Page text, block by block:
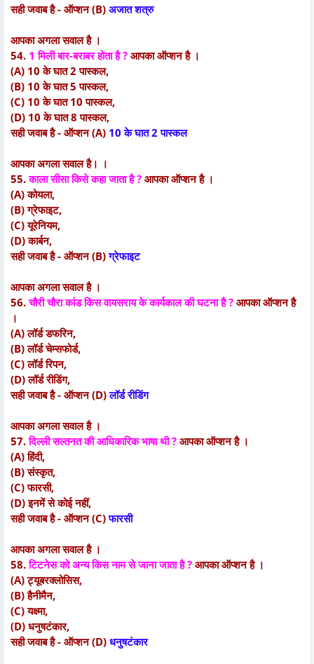
सही जवाब है - ऑप्शन (B) अजात शत्रु
आपका अगला सवाल है ।
54. 1 मिली बार-बराबर होता है ? आपका ऑप्शन है ।
(A) 10 के घात 2 पास्कल,
(B) 10 के घात 5 पास्कल,
(C) 10 के घात 10 पास्कल,
(D) 10 के घात 8 पास्कल,
सही जवाब है - ऑप्शन (A) 10 के घात 2 पास्कल
आपका अगला सवाल है। ।
55.काला सीसा किसे कहा जाता है ? आपका ऑप्शन है ।
(A) कोयला,
(B) ग्रेफाइट,
(C) यूरेनियम,
(D) कार्बन,
सही जवाब है - ऑप्शन (B)ग्रेफाइट
आपका अगला सवाल है ।
56.चौरी चौरा कांड किस वायसराय के कार्यकाल की घटना है ? आपका ऑप्शन है
।
(A) लॉर्ड डफरिन,
(B) लॉर्ड चेम्सफोर्ड,
(C) लॉर्ड रिपन,
(D) लॉर्ड रीडिंग,
सही जवाब है - ऑप्शन (D)लॉर्ड रीडिंग
आपका अगला सवाल है ।
57.दिल्ली सल्तनत की आधिकारिक भाषा थी ? आपका ऑप्शन है ।
(A) हिंदी,
(B) संस्कृत,
(C) फारसी,
(D) इनमें से कोई नहीं,
सही जवाब है - ऑप्शन (C)फारसी
आपका अगला सवाल है ।
58.टिटनेस को अन्य किस नाम से जाना जाता है ? आपका ऑप्शन है ।
(A) ट्यूबरक्लोसिस,
(B) हैनीमैन,
(C) यक्ष्मा,
(D) धनुषटंकार,
सही जवाब है - ऑप्शन (D) धनुषटंकार